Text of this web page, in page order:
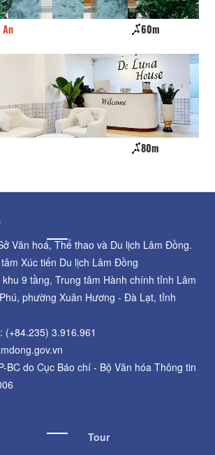
60m
80m
Văn hoá, Thể thao và Du lịch Lâm Đồng.
Xúc tiến Du lịch Lâm Đồng
9 tầng, Trung tâm Hành chính tỉnh Lâm
phường Xuân Hương - Đà Lạt, tỉnh
(+84.235) 3.916.961
BC do Cục Báo chí - Bộ Văn hóa Thông tin
Tour